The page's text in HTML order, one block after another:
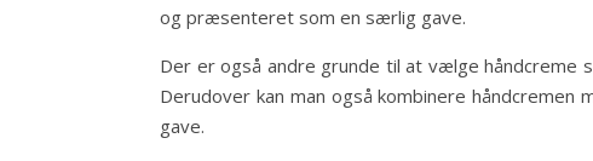
og præsenteret som en særlig gave.
Der er også andre grunde til at vælge håndcreme
Derudover kan man også kombinere
gave.